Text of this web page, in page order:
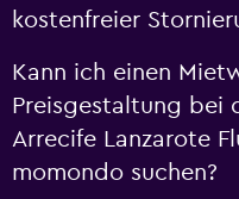
kostenfreier
Kann ich einen
Preisgestaltung bei
Arrecife Lanzarote
momondo suchen?